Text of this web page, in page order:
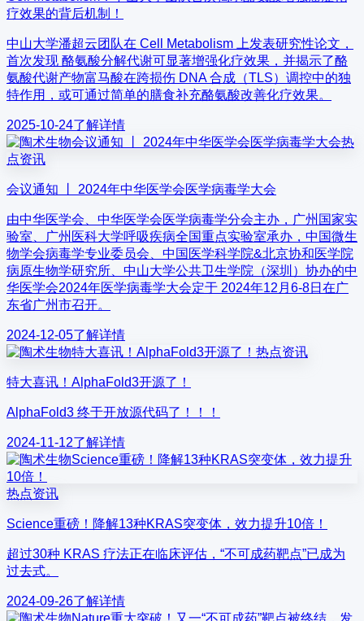
疗效果的背后机制！
中山大学潘超云团队在 Cell Metabolism 上发表研究性论文，
首次发现 酪氨酸分解代谢可显著增强化疗效果，并揭示了酪
氨酸代谢产物富马酸在跨损伤 DNA 合成（TLS）调控中的独
特作用，或可通过简单的膳食补充酪氨酸改善化疗效果。
2025-10-24了解详情
热
点资讯
会议通知 丨 2024年中华医学会医学病毒学大会
由中华医学会、中华医学会医学病毒学分会主办，广州国家实
验室、广州医科大学呼吸疾病全国重点实验室承办，中国微生
物学会病毒学专业委员会、中国医学科学院&北京协和医学院
病原生物学研究所、中山大学公共卫生学院（深圳）协办的中
华医学会2024年医学病毒学大会定于 2024年12月6-8日在广
东省广州市召开。
2024-12-05了解详情
热点资讯
特大喜讯！AlphaFold3开源了！
AlphaFold3 终于开放源代码了！！！
2024-11-12了解详情
热点资讯
Science重磅！降解13种KRAS突变体，效力提升10倍！
超过30种 KRAS 疗法正在临床评估，“不可成药靶点”已成为
过去式。
2024-09-26了解详情